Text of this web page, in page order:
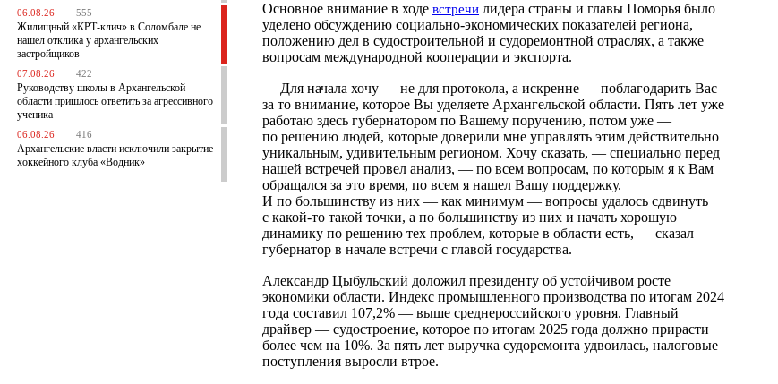
06.08.26 555
Жилищный «КРТ-клич» в Соломбале не
нашел отклика у архангельских
застройщиков
07.08.26 422
Руководству школы в Архангельской
области пришлось ответить за агрессивного
ученика
06.08.26 416
Архангельские власти исключили закрытие
хоккейного клуба «Водник»
Основное внимание в ходе встречи лидера страны и главы Поморья было
уделено обсуждению социально-экономических показателей региона,
положению дел в судостроительной и судоремонтной отраслях, а также
вопросам международной кооперации и экспорта.
— Для начала хочу — не для протокола, а искренне — поблагодарить Вас
за то внимание, которое Вы уделяете Архангельской области. Пять лет уже
работаю здесь губернатором по Вашему поручению, потом уже —
по решению людей, которые доверили мне управлять этим действительно
уникальным, удивительным регионом. Хочу сказать, — специально перед
нашей встречей провел анализ, — по всем вопросам, по которым я к Вам
обращался за это время, по всем я нашел Вашу поддержку.
И по большинству из них — как минимум — вопросы удалось сдвинуть
с какой-то такой точки, а по большинству из них и начать хорошую
динамику по решению тех проблем, которые в области есть, — сказал
губернатор в начале встречи с главой государства.
Александр Цыбульский доложил президенту об устойчивом росте
экономики области. Индекс промышленного производства по итогам 2024
года составил 107,2% — выше среднероссийского уровня. Главный
драйвер — судостроение, которое по итогам 2025 года должно прирасти
более чем на 10%. За пять лет выручка судоремонта удвоилась, налоговые
поступления выросли втрое.